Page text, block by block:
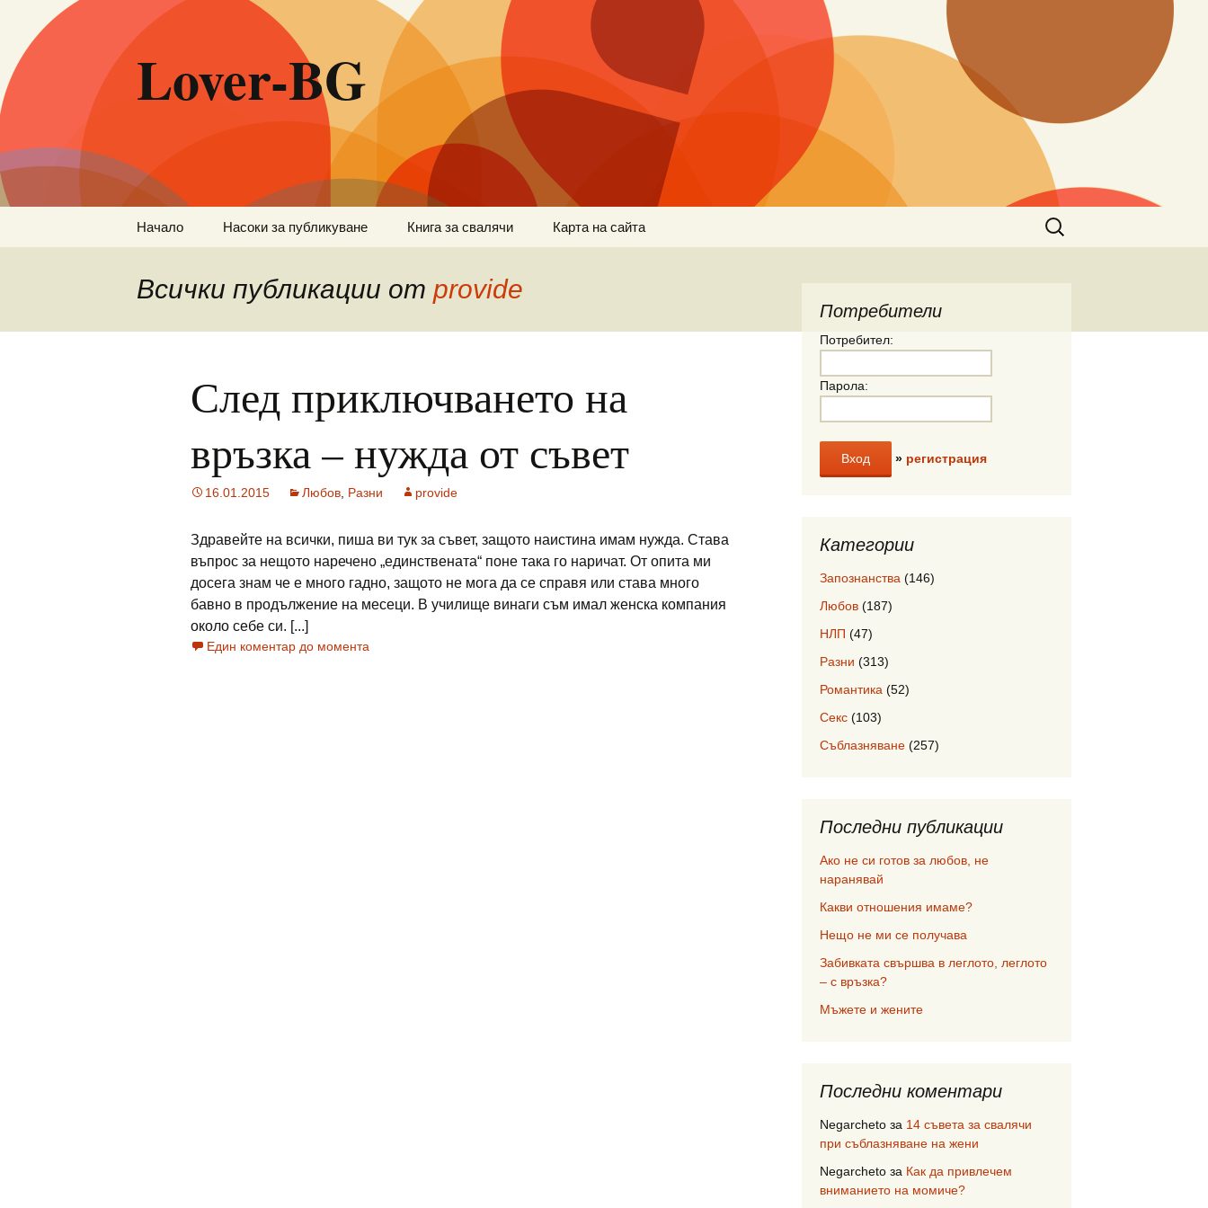
Lover-BG
Начало Насоки за публикуване Книга за свалячи Карта на сайта
Търсене
за:
Всички публикации от provide
След приключването на
връзка – нужда от съвет
16.01.2015 Любов Разни provide
Здравейте на всички, пиша ви тук за съвет, защото наистина имам нужда. Става
въпрос за нещото наречено „единствената“ поне така го наричат. От опита ми
досега знам че е много гадно, защото не мога да се справя или става много
бавно в продължение на месеци. В училище винаги съм имал женска компания
около себе си. [...]
Един коментар до момента
Потребители
Потребител:
Парола:
» регистрация
Категории
Запознанства (146)
Любов (187)
НЛП (47)
Разни (313)
Романтика (52)
Секс (103)
Съблазняване (257)
Последни публикации
Ако не си готов за любов, не
наранявай
Какви отношения имаме?
Нещо не ми се получава
Забивката свършва в леглото, леглото
– с връзка?
Мъжете и жените
Последни коментари
Negarcheto за 14 съвета за свалячи
при съблазняване на жени
Negarcheto за Как да привлечем
вниманието на момиче?